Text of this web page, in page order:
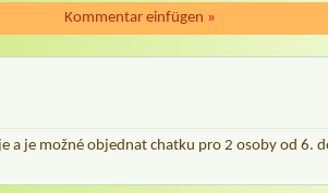
Kommentar einfügen »
a je možné objednat chatku pro 2 osoby od 6.